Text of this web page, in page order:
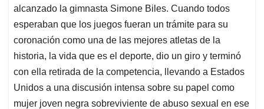
alcanzado la gimnasta Simone Biles. Cuando todos
esperaban que los juegos fueran un trámite para su
coronación como una de las mejores atletas de la
historia, la vida que es el deporte, dio un giro y terminó
con ella retirada de la competencia, llevando a Estados
Unidos a una discusión intensa sobre su papel como
mujer joven negra sobreviviente de abuso sexual en ese